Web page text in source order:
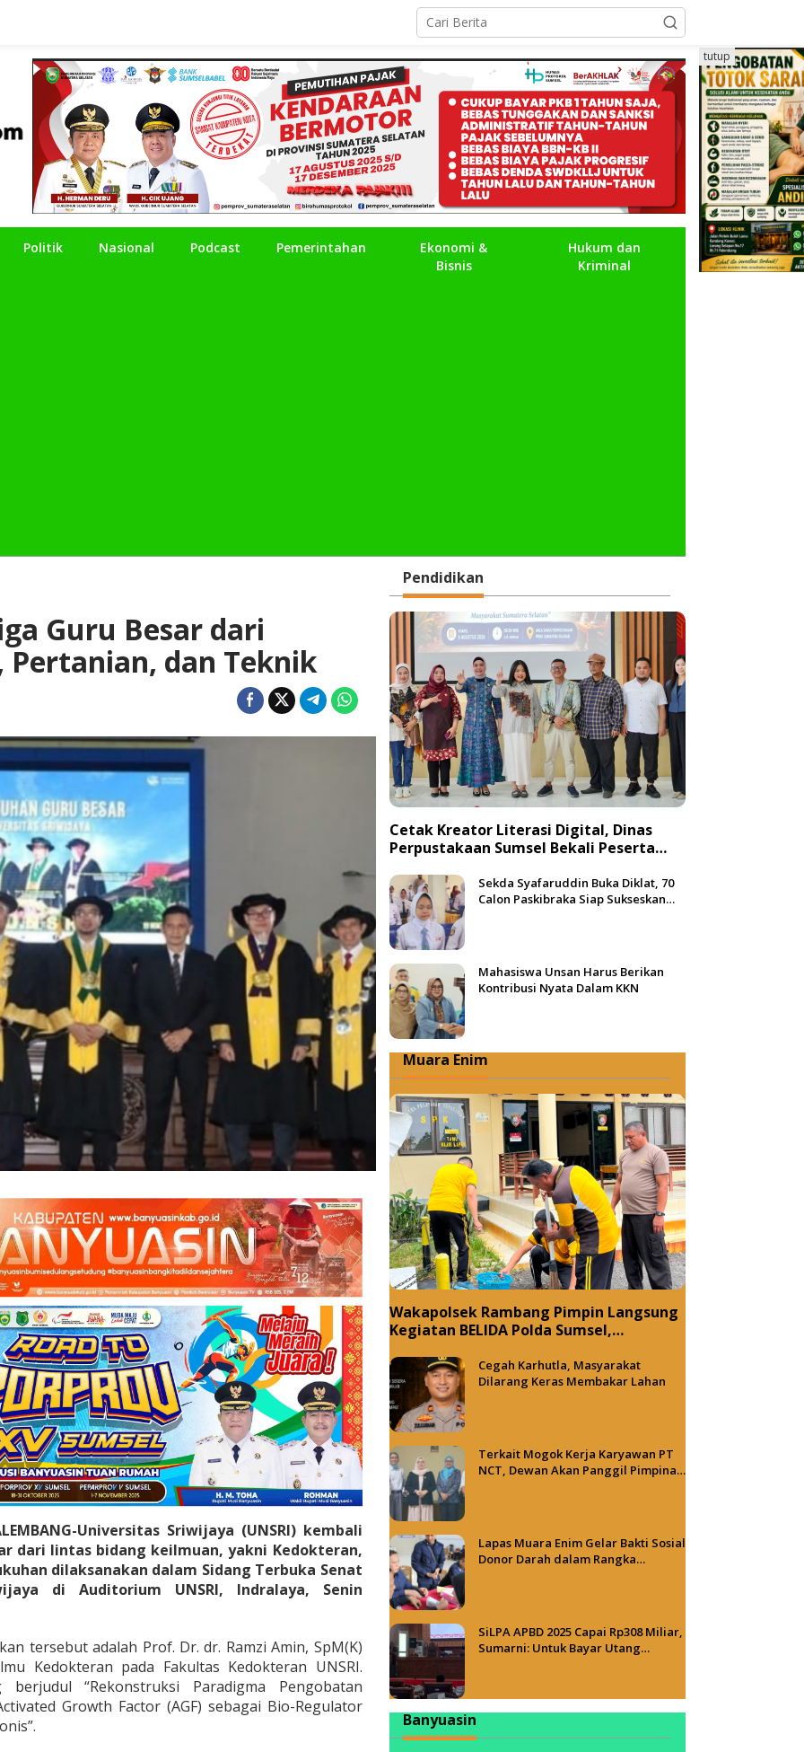
Politik Nasional Podcast Pemerintahan
Ekonomi &
Bisnis
Hukum dan
Kriminal
tutup
Guru Besar dari
Pertanian, dan Teknik
Universitas Sriwijaya (UNSRI) kembali
dari lintas bidang keilmuan, yakni Kedokteran,
dilaksanakan dalam Sidang Terbuka Senat
di Auditorium UNSRI, Indralaya, Senin
tersebut adalah Prof. Dr. dr. Ramzi Amin, SpM(K)
Kedokteran pada Fakultas Kedokteran UNSRI.
“Rekonstruksi Paradigma Pengobatan
Growth Factor (AGF) sebagai Bio-Regulator
Pendidikan
Cetak Kreator Literasi Digital, Dinas
Perpustakaan Sumsel Bekali Peserta
Sekda Syafaruddin Buka Diklat, 70
Calon Paskibraka Siap Sukseskan
Mahasiswa Unsan Harus Berikan
Kontribusi Nyata Dalam KKN
Muara Enim
Wakapolsek Rambang Pimpin Langsung
Kegiatan BELIDA Polda Sumsel,
Cegah Karhutla, Masyarakat
Dilarang Keras Membakar Lahan
Terkait Mogok Kerja Karyawan PT
NCT, Dewan Akan Panggil Pimpinan
Lapas Muara Enim Gelar Bakti Sosial
Donor Darah dalam Rangka
SiLPA APBD 2025 Capai Rp308 Miliar,
Sumarni: Untuk Bayar Utang
Banyuasin